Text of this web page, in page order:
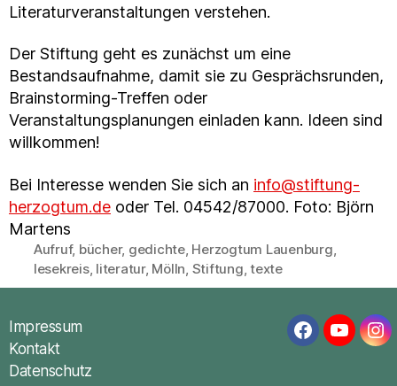
Literaturveranstaltungen verstehen.
Der Stiftung geht es zunächst um eine
Bestandsaufnahme, damit sie zu Gesprächsrunden,
Brainstorming-Treffen oder
Veranstaltungsplanungen einladen kann. Ideen sind
willkommen!
Bei Interesse wenden Sie sich an info@stiftung-
herzogtum.de oder Tel. 04542/87000. Foto: Björn
Martens
Schlagwörter
Aufruf, bücher, gedichte, Herzogtum Lauenburg
lesekreis, literatur, Mölln Stiftung ,texte
Impressum
Kontakt
Datenschutz
Facebook